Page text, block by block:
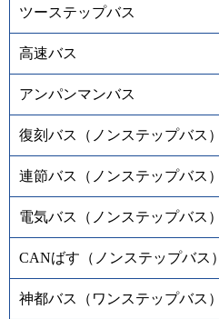
ツーステップバス
高速バス
アンパンマンバス
復刻バス（ノンステップバス）
連節バス（ノンステップバス）
電気バス（ノンステップバス）
CANばす（ノンステップバス）
神都バス（ワンステップバス）